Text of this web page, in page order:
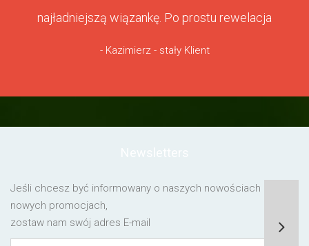
najładniejszą wiązankę. Po prostu rewelacja
- Kazimierz - stały Klient
Jeśli chcesz być informowany o naszych nowościach lub o
nowych promocjach,
zostaw nam swój adres E-mail